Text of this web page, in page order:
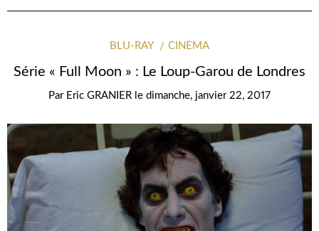
BLU-RAY CINÉMA
Série « Full Moon » : Le Loup-Garou de Londres
Par Eric GRANIER le dimanche, janvier 22, 2017